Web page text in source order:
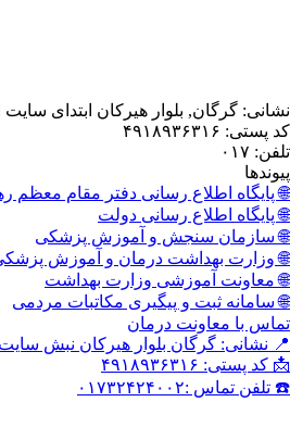
نشانی: گرگان, بلوار هیرکان ابتدای
کد پستی: ۴۹۱۸۹۳۶۳۱۶
تلفن: ۰۱۷
پیوندها
🌐 پایگاه اطلاع رسانی دفتر مقام معظم
🌐 پایگاه اطلاع رسانی دولت
🌐 سازمان سنجش و آموزش پزشکی
🌐 وزارت بهداشت درمان و آموزش
🌐 معاونت آموزشی وزارت بهداشت
🌐 سامانه ثبت و پیگیری مکاتبات مردمی
تماس با معاونت درمان
📍 نشانی: گرگان بلوار هیرکان نبش
📩 کد پستی: ۴۹۱۸۹۳۶۳۱۶
☎️ تلفن تماس :۰۱۷۳۲۴۲۴۰۰۲